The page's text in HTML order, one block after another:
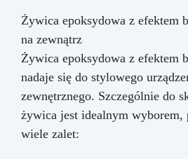
Żywica epoksydowa z efektem
na zewnątrz
Żywica epoksydowa z efektem
nadaje się do stylowego
zewnętrznego. Szczególnie do
żywica jest idealnym wyborem,
wiele zalet: